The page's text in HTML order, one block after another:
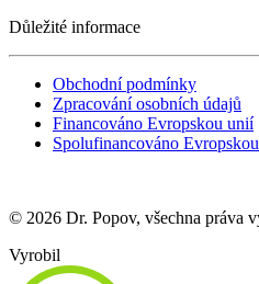
Důležité informace
Obchodní podmínky
Zpracování osobních údajů
Financováno Evropskou unií
Spolufinancováno
© 2026 Dr. Popov, všechna práva
Vyrobil